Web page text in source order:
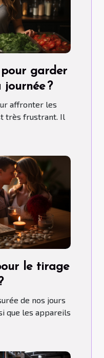
garder
?
affronter les
très frustrant. Il
le tirage
de nos jours
que les appareils